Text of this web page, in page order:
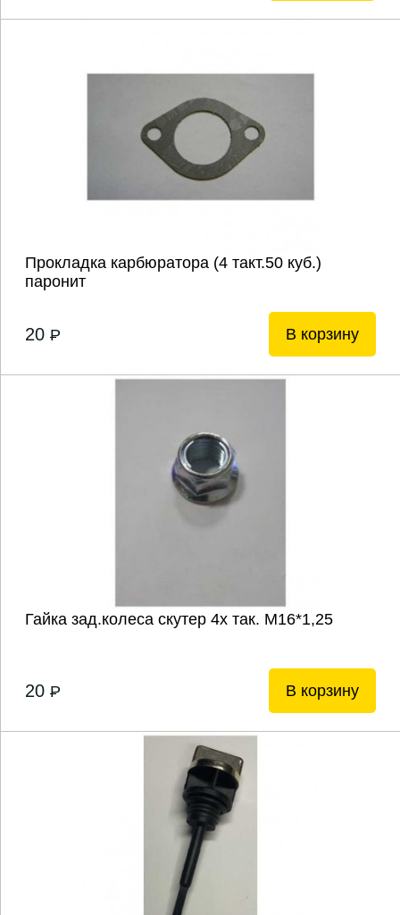
Прокладка карбюратора (4 такт.50 куб.)
паронит
20 P В корзину
Гайка зад.колеса скутер 4х так. М16*1,25
20 P В корзину